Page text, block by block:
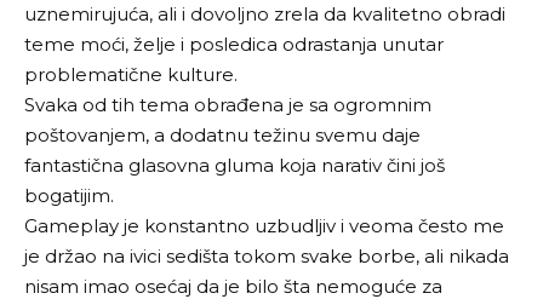
uznemirujuća, ali i dovoljno zrela da kvalitetno obradi
teme moći, želje i posledica odrastanja unutar
problematične kulture.
Svaka od tih tema obrađena je sa ogromnim
poštovanjem, a dodatnu težinu svemu daje
fantastična glasovna gluma koja narativ čini još
bogatijim.
Gameplay je konstantno uzbudljiv i veoma često me
je držao na ivici sedišta tokom svake borbe, ali nikada
nisam imao osećaj da je bilo šta nemoguće za